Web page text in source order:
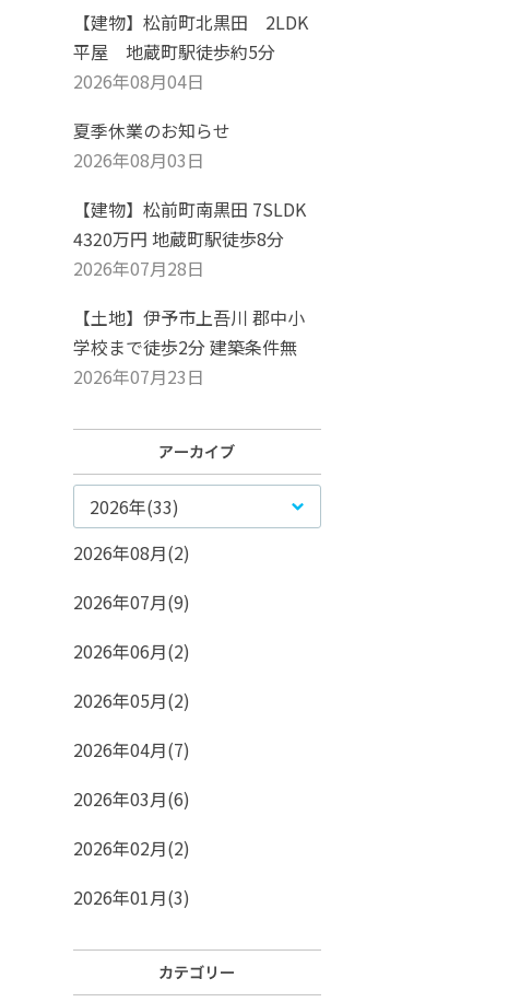
【建物】松前町北黒田 2LDK
平屋 地蔵町駅徒歩約5分
2026年08月04日
夏季休業のお知らせ
2026年08月03日
【建物】松前町南黒田 7SLDK
4320万円 地蔵町駅徒歩8分
2026年07月28日
【土地】伊予市上吾川 郡中小
学校まで徒歩2分 建築条件無
2026年07月23日
2026年(33)
2026年08月(2)
2026年07月(9)
2026年06月(2)
2026年05月(2)
2026年04月(7)
2026年03月(6)
2026年02月(2)
2026年01月(3)